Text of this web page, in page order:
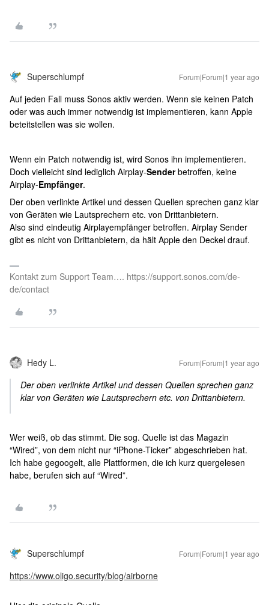
Superschlumpf Forum|Forum|1 year ago
Auf jeden Fall muss Sonos aktiv werden. Wenn sie keinen Patch
oder was auch immer notwendig ist implementieren, kann Apple
beteitstellen was sie wollen.
Wenn ein Patch notwendig ist, wird Sonos ihn implementieren.
Doch vielleicht sind lediglich Airplay-Senderbetroffen, keine
Airplay-Empfänger.
Der oben verlinkte Artikel und dessen Quellen sprechen ganz klar
von Geräten wie Lautsprechern etc. von Drittanbietern.
Also sind eindeutig Airplayempfänger betroffen. Airplay Sender
gibt es nicht von Drittanbietern, da hält Apple den Deckel drauf.
Kontakt zum Support Team…. https://support.sonos.com/de-
de/contact
Hedy L. Forum|Forum|1 year ago
Der oben verlinkte Artikel und dessen Quellen sprechen ganz
klar von Geräten wie Lautsprechern etc. von Drittanbietern.
Wer weiß, ob das stimmt. Die sog. Quelle ist das Magazin
“Wired”, von dem nicht nur “iPhone-Ticker” abgeschrieben hat.
Ich habe gegoogelt, alle Plattformen, die ich kurz quergelesen
habe, berufen sich auf “Wired”.
Superschlumpf Forum|Forum|1 year ago
https://www.oligo.security/blog/airborne